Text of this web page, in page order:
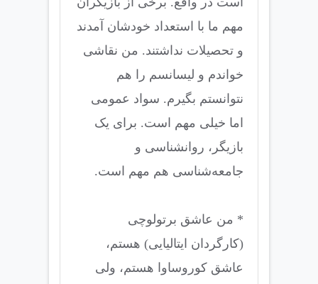
مهم ما با استعداد خودشان آمدند
و تحصیلات نداشتند. من نقاشی
خواندم و لیسانسم را هم
نتوانستم بگیرم. سواد عمومی
اما خیلی مهم است. برای یک
بازیگر، روانشناسی و
جامعه‌شناسی هم مهم است.
* من عاشق برتولوچی
(کارگردان ایتالیایی) هستم،
عاشق کوروساوا هستم، ولی